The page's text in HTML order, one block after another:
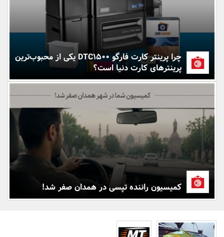
بانک، بیمه و سرمایه
مسکن و ساختمان
چرا پرینتر کارت فارگو DTC1500 یکی از محبوب‌ترین
پرینترهای کارت دنیا است؟
کمیسیون راننده تپسی در همدان صفر شد!